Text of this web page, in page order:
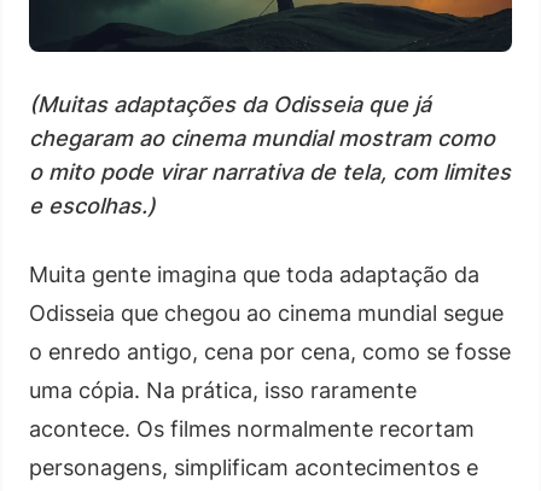
(Muitas adaptações da Odisseia que já
chegaram ao cinema mundial mostram como
o mito pode virar narrativa de tela, com limites
e escolhas.)
Muita gente imagina que toda adaptação da
Odisseia que chegou ao cinema mundial segue
o enredo antigo, cena por cena, como se fosse
uma cópia. Na prática, isso raramente
acontece. Os filmes normalmente recortam
personagens, simplificam acontecimentos e